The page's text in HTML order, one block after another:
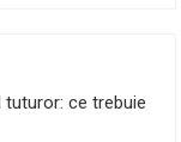
tuturor: ce trebuie